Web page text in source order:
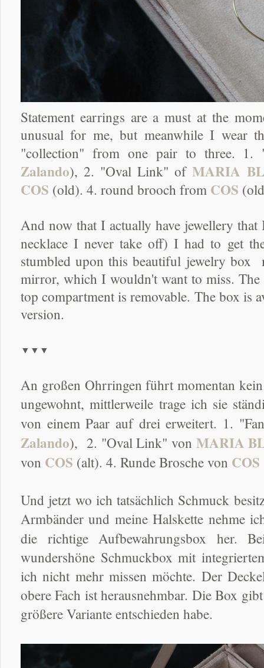
Statement earrings are a must at the
unusual for me, but meanwhile I wear
"collection" from one pair to three.
Zalando), 2. "Oval Link" ofMARIA
COS (old). 4. round brooch from COS
And now that I actually have jewellery
necklace I never take off) I had to get
stumbled upon this beautiful jewelry box
mirror, which I wouldn't want to miss.
top compartment is removable. The box is
version.
▼▼▼
An großen Ohrringen führt momentan
ungewohnt, mittlerweile trage ich sie
von einem Paar auf drei erweitert. 1.
Zalando), 2. "Oval Link" von MARIA
von COS (alt). 4. Runde Brosche von COS
Und jetzt wo ich tatsächlich Schmuck
Armbänder und meine Halskette nehme
die richtige Aufbewahrungsbox her.
wundershöne Schmuckbox mit
ich nicht mehr missen möchte. Der
obere Fach ist herausnehmbar. Die Box
größere Variante entschieden habe.